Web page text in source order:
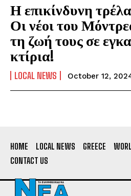
Η επικίνδυνη
Οι νέοι του
τη ζωή τους σε
κτίρια!
LOCAL NEWS October 12,
HOME LOCAL NEWS GREECE
CONTACT US